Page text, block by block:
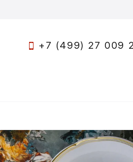
+7 (499) 27 009